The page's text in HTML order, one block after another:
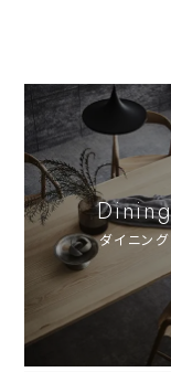
Dining
ダイニング